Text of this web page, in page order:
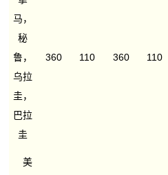
马，
秘
鲁，
乌拉
圭，
巴拉
圭
360 110 360 110
美